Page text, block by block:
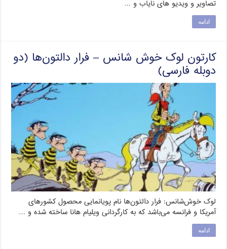
تصاویر و ویدیو های نایاب و …
ادامه
کارتون لوک خوش شانس – فرار دالتون‌ها (دو
دوبله فارسی)
لوک خوش‌شانس: فرار دالتون‌ها نام پویانمایی محصول کشورهای
آمریکا و فرانسه می‌باشد که به کارگردانی ویلیام هانا ساخته شده و …
ادامه